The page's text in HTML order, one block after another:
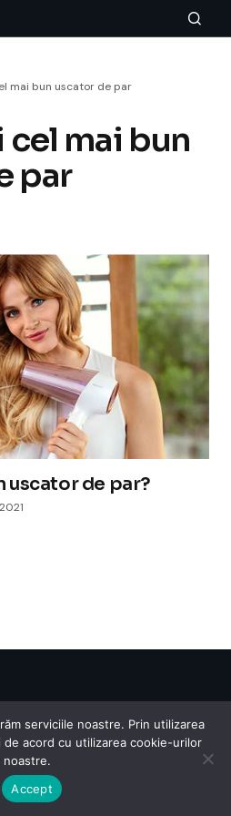
mai bun uscator de par
cel mai bun
par
uscator de par?
SarbatoriTelefoaneContact
serviciile noastre. Prin utilizarea
acord cu utilizarea cookie-urilor
noastre.
Accept